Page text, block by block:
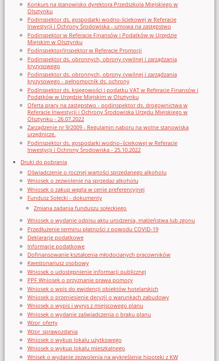
Konkurs na stanowisko dyrektora Przedszkola Miejskiego w
Olsztynku
Podinspektor ds. gospodarki wodno-ściekowej w Referacie
Inwestycji i Ochrony Środowiska - umowa na zastępstwo
Podinspektor w Referacie Finansów i Podatków w Urzędzie
Miejskim w Olsztynku
Podinspektor/inspektor w Referacie Promocji
Podinspektor ds. obronnych, obrony cywilnej i zarządzania
kryzysowego
Podinspektor ds. obronnych, obrony cywilnej i zarządzania
kryzysowego - pełnomocnik ds. ochrony
Podinspektor ds. księgowości i podatku VAT w Referacie Finansów i
Podatków w Urzędzie Miejskim w Olsztynku
Oferta pracy na zastępstwo - podinspektor ds. drogownictwa w
Referacie Inwestycji i Ochrony Środowiska Urzędu Miejskiego w
Olsztynku - 26.07.2022
Zarządzenie nr 9/2009 - Regulamin naboru na wolne stanowiska
urzędnicze.
Podinspektor ds. gospodarki wodno–ściekowej w Referacie
Inwestycji i Ochrony Środowiska - 25.10.2022
Druki do pobrania
Oświadczenie o rocznej wartości sprzedanego alkoholu
Wniosek o zezwolenie na sprzedaz alkoholu
Wniosek o zakup węgla w cenie preferencyjnej
Fundusz Sołecki - dokumenty
Zmiana zadania funduszu sołeckiego
Wniosek o wydanie odpisu aktu urodzenia, małżeństwa lub zgonu
Przedłużenie terminu płatności z powodu COVID-19
Deklaracje podatkowe
Informacje podatkowe
Dofinansowanie kształcenia młodocianych pracowników
Kwestonariusz osobowy
Wniosek o udostępnienie informacji publicznej
PPF Wniosek o przyznanie prawa pomocy
Wniosek o wpis do ewidencji obiektów hotelarskich
Wniosek o przeniesienie decyzji o warunkach zabudowy
Wniosek o wypis i wyrys z miejscowego planu
Wniosek o wydanie zaświadczenia o braku planu
Wzor_oferty
Wzor_sprawozdania
Wniosek o wykup lokalu użytkowego
Wniosek o wykup lokalu mieszkalnego
Wnisek o wydanie zezwolenia na wykreślenie hipoteki z KW